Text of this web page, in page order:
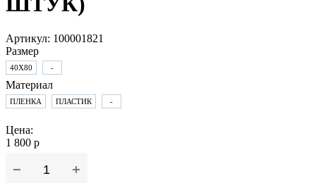
Артикул: 100001821
Размер
40X80 -
Материал
ПЛЕНКА ПЛАСТИК -
Цена:
1 800 р